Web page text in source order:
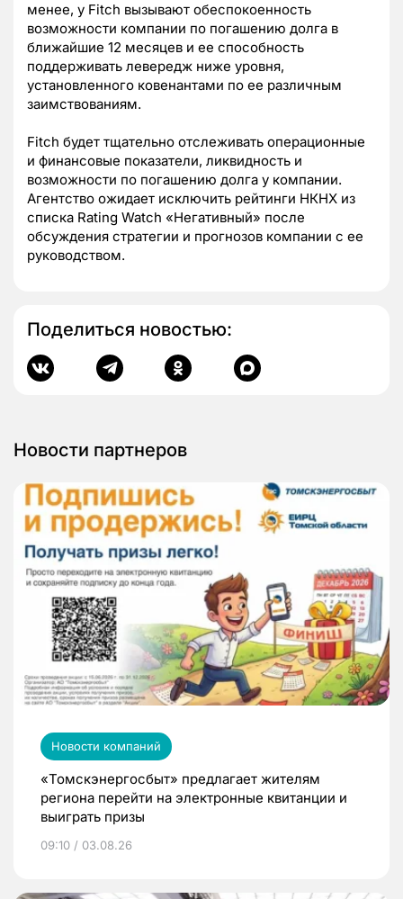
менее, у Fitch вызывают обеспокоенность
возможности компании по погашению долга в
ближайшие 12 месяцев и ее способность
поддерживать левередж ниже уровня,
установленного ковенантами по ее различным
заимствованиям.
Fitch будет тщательно отслеживать операционные
и финансовые показатели, ликвидность и
возможности по погашению долга у компании.
Агентство ожидает исключить рейтинги НКНХ из
списка Rating Watch «Негативный» после
обсуждения стратегии и прогнозов компании с ее
руководством.
Поделиться новостью:
Новости партнеров
Новости компаний
«Томскэнергосбыт» предлагает жителям
региона перейти на электронные квитанции и
выиграть призы
09:10 / 03.08.26